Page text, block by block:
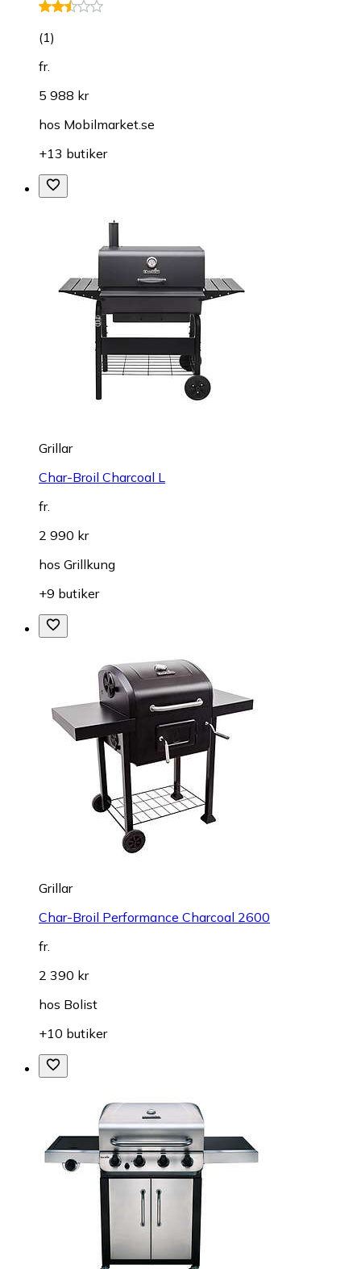
(1)
fr.
5 988 kr
hos Mobilmarket.se
+13 butiker
Grillar
Char-Broil Charcoal L
fr.
2 990 kr
hos Grillkung
+9 butiker
Grillar
Char-Broil Performance Charcoal 2600
fr.
2 390 kr
hos Bolist
+10 butiker